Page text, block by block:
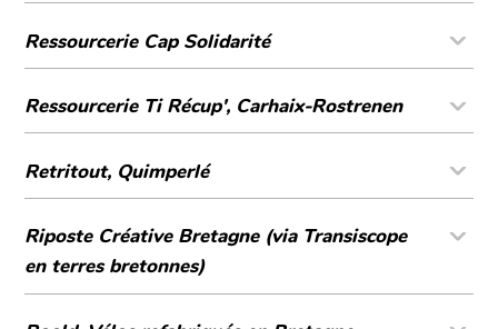
Ressourcerie Cap Solidarité
Ressourcerie Ti Récup', Carhaix-Rostrenen
Retritout, Quimperlé
Riposte Créative Bretagne (via Transiscope
en terres bretonnes)